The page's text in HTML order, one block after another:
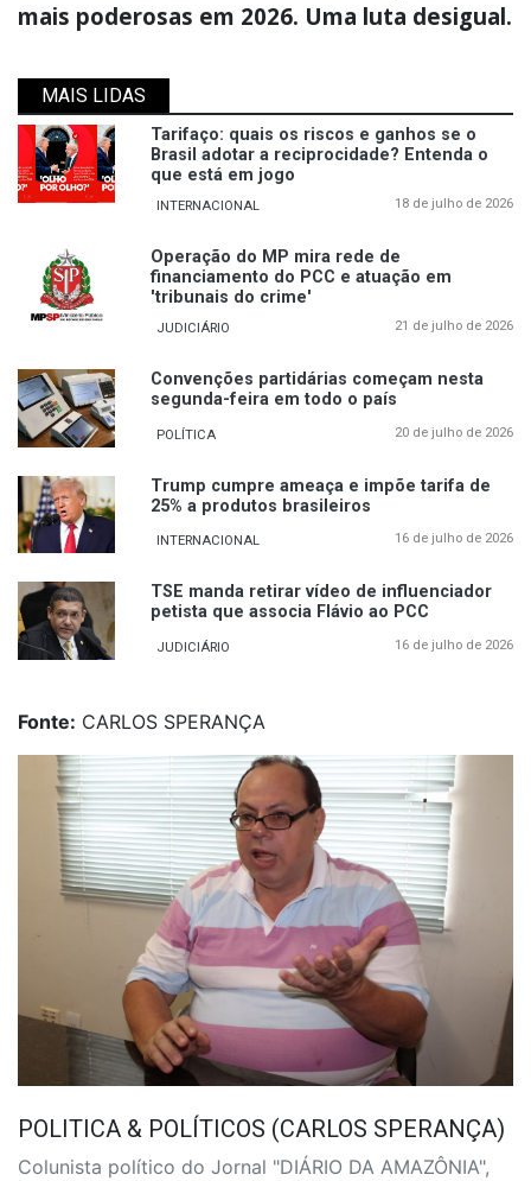
mais poderosas em 2026. Uma luta desigual.
MAIS LIDAS
Tarifaço: quais os riscos e ganhos se o
Brasil adotar a reciprocidade? Entenda o
que está em jogo
INTERNACIONAL 18 de julho de 2026
Operação do MP mira rede de
financiamento do PCC e atuação em
'tribunais do crime'
JUDICIÁRIO 21 de julho de 2026
Convenções partidárias começam nesta
segunda-feira em todo o país
POLÍTICA 20 de julho de 2026
Trump cumpre ameaça e impõe tarifa de
25% a produtos brasileiros
INTERNACIONAL 16 de julho de 2026
TSE manda retirar vídeo de influenciador
petista que associa Flávio ao PCC
JUDICIÁRIO 16 de julho de 2026
Fonte: CARLOS SPERANÇA
POLITICA & POLÍTICOS (CARLOS SPERANÇA)
Colunista político do Jornal "DIÁRIO DA AMAZÔNIA",